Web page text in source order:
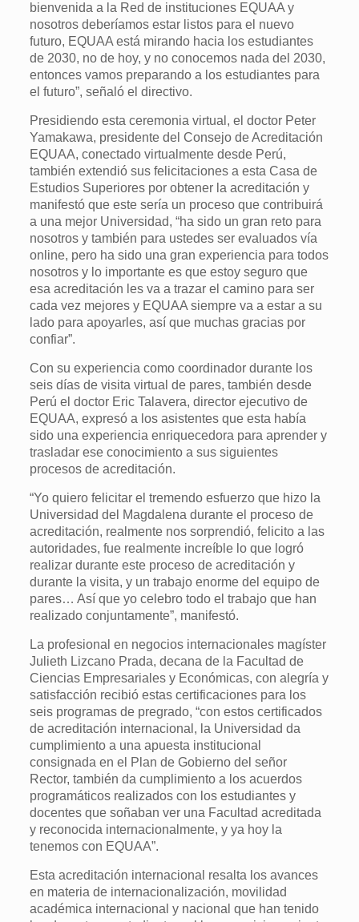
bienvenida a la Red de instituciones EQUAA y
nosotros deberíamos estar listos para el nuevo
futuro, EQUAA está mirando hacia los estudiantes
de 2030, no de hoy, y no conocemos nada del 2030,
entonces vamos preparando a los estudiantes para
el futuro”, señaló el directivo.
Presidiendo esta ceremonia virtual, el doctor Peter
Yamakawa, presidente del Consejo de Acreditación
EQUAA, conectado virtualmente desde Perú,
también extendió sus felicitaciones a esta Casa de
Estudios Superiores por obtener la acreditación y
manifestó que este sería un proceso que contribuirá
a una mejor Universidad, “ha sido un gran reto para
nosotros y también para ustedes ser evaluados vía
online, pero ha sido una gran experiencia para todos
nosotros y lo importante es que estoy seguro que
esa acreditación les va a trazar el camino para ser
cada vez mejores y EQUAA siempre va a estar a su
lado para apoyarles, así que muchas gracias por
confiar”.
Con su experiencia como coordinador durante los
seis días de visita virtual de pares, también desde
Perú el doctor Eric Talavera, director ejecutivo de
EQUAA, expresó a los asistentes que esta había
sido una experiencia enriquecedora para aprender y
trasladar ese conocimiento a sus siguientes
procesos de acreditación.
“Yo quiero felicitar el tremendo esfuerzo que hizo la
Universidad del Magdalena durante el proceso de
acreditación, realmente nos sorprendió, felicito a las
autoridades, fue realmente increíble lo que logró
realizar durante este proceso de acreditación y
durante la visita, y un trabajo enorme del equipo de
pares… Así que yo celebro todo el trabajo que han
realizado conjuntamente”, manifestó.
La profesional en negocios internacionales magíster
Julieth Lizcano Prada, decana de la Facultad de
Ciencias Empresariales y Económicas, con alegría y
satisfacción recibió estas certificaciones para los
seis programas de pregrado, “con estos certificados
de acreditación internacional, la Universidad da
cumplimiento a una apuesta institucional
consignada en el Plan de Gobierno del señor
Rector, también da cumplimiento a los acuerdos
programáticos realizados con los estudiantes y
docentes que soñaban ver una Facultad acreditada
y reconocida internacionalmente, y ya hoy la
tenemos con EQUAA”.
Esta acreditación internacional resalta los avances
en materia de internacionalización, movilidad
académica internacional y nacional que han tenido